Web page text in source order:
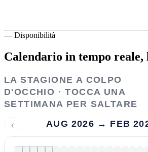
— Disponibilità
Calendario in tempo reale,
LA STAGIONE A COLPO
D'OCCHIO · TOCCA UNA
SETTIMANA PER SALTARE
‹ AUG 2026 → FEB